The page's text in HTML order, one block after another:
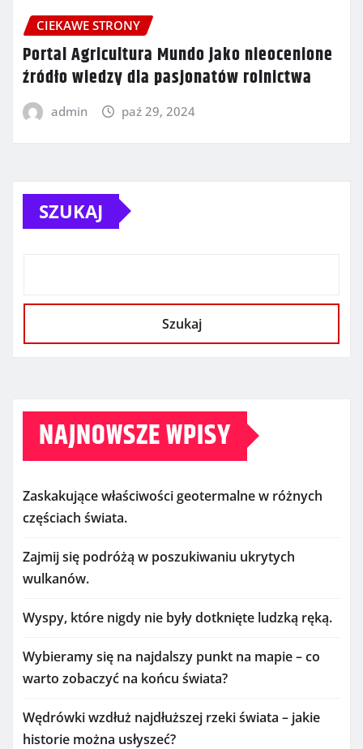
CIEKAWE STRONY
Portal Agricultura Mundo jako nieocenione
źródło wiedzy dla pasjonatów rolnictwa
admin paź 29, 2024
SZUKAJ
Szukaj
NAJNOWSZE WPISY
Zaskakujące właściwości geotermalne w różnych
częściach świata.
Zajmij się podróżą w poszukiwaniu ukrytych
wulkanów.
Wyspy, które nigdy nie były dotknięte ludzką ręką.
Wybieramy się na najdalszy punkt na mapie – co
warto zobaczyć na końcu świata?
Wędrówki wzdłuż najdłuższej rzeki świata – jakie
historie można usłyszeć?